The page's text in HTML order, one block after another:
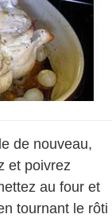
de nouveau,
et poivrez
au four et
tournant le rôti